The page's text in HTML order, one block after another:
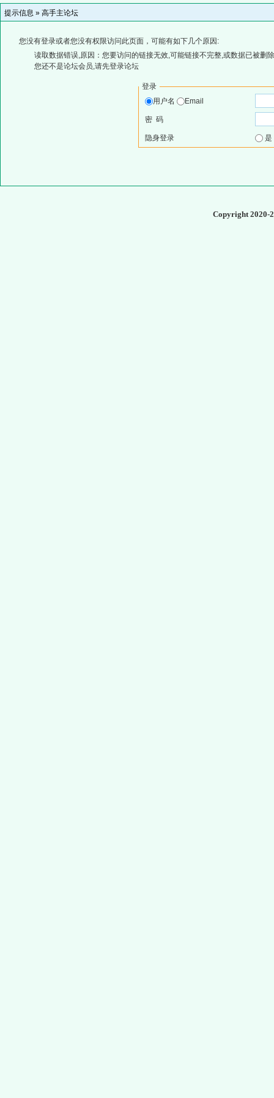
提示信息 » 高手主论坛
您没有登录或者您没有权限访问此页面，可能有如下几个原因:
读取数据错误,原因：您要访问的链接无效,可能链接不完整,或数据已被删
您还不是论坛会员,请先登录论坛
登录
用户名
Email
密 码
隐身登录
Copyright 2020-